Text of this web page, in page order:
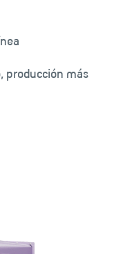
producción más